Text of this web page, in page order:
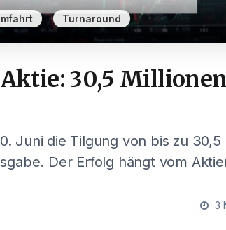
, Turnaround
30,5
Juni die Tilgung von bis zu
Der Erfolg hängt vom
3